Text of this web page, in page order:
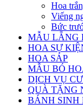
Hoa
Viếng
Bức
MẪU LẴNG
HOA SỰ
HOA SÁP
MẪU BÓ
DỊCH VỤ
QUÀ TẶNG
BÁNH SINH